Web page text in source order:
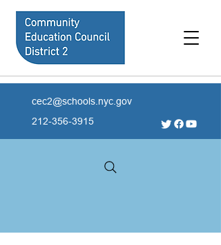
cec2@schools.nyc.gov
212-356-3915